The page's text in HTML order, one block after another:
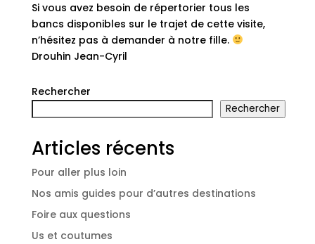
Si vous avez besoin de répertorier tous les
bancs disponibles sur le trajet de cette visite,
n’hésitez pas à demander à notre fille.
Drouhin Jean-Cyril
Rechercher
Rechercher
Articles récents
Pour aller plus loin
Nos amis guides pour d’autres destinations
Foire aux questions
Us et coutumes